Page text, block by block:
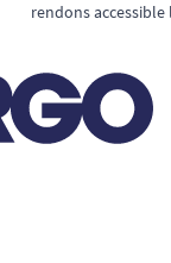
rendons